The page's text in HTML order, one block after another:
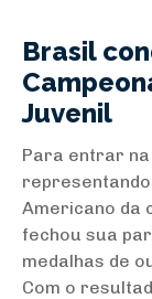
Brasil
Juvenil
Para entrar
representando
Americano da
fechou sua
medalhas de
Com o